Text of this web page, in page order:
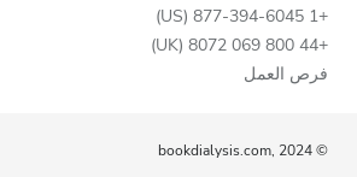
+1 877-394-6045 (US)
+44 800 069 8072 (UK)
فرص العمل
© bookdialysis.com, 2024